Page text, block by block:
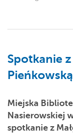
Spotkanie
Pieńkowską
Miejska
Nasierowskiej
spotkanie z